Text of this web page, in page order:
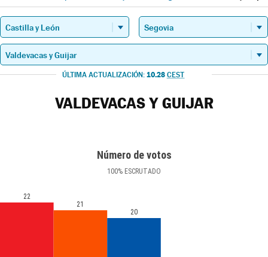
ÚLTIMA ACTUALIZACIÓN: 10.28 CEST
VALDEVACAS Y GUIJAR
Número de votos
100% ESCRUTADO
22
21
20